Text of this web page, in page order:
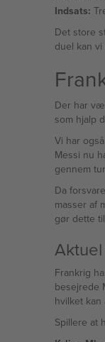
Indsats:
Det store
duel kan
Der har
som hjalp
Vi har
Messi nu
gennem
Da
masser af
gør dette
Frankrig
besejrede
hvilket
Spillere at